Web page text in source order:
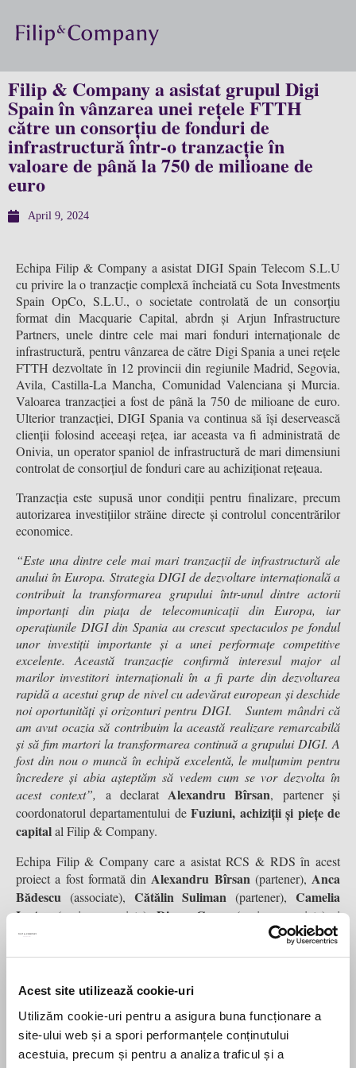
Acest site utilizează cookie-uri
Utilizăm cookie-uri pentru a asigura buna funcționare a
site-ului web și a spori performanțele conținutului
acestuia, precum și pentru a analiza traficul și a
Filip & Company a asistat grupul Digi
Spain în vânzarea unei rețele FTTH
către un consorțiu de fonduri de
infrastructură într-o tranzacție în
valoare de până la 750 de milioane de
euro
April 9, 2024
Echipa Filip & Company a asistat DIGI Spain Telecom S.L.U
cu privire la o tranzacție complexă încheiată cu Sota Investments
Spain OpCo, S.L.U., o societate controlată de un consorțiu
format din Macquarie Capital, abrdn și Arjun Infrastructure
Partners, unele dintre cele mai mari fonduri internaționale de
infrastructură, pentru vânzarea de către Digi Spania a unei rețele
FTTH dezvoltate în 12 provincii din regiunile Madrid, Segovia,
Avila, Castilla-La Mancha, Comunidad Valenciana și Murcia.
Valoarea tranzacției a fost de până la 750 de milioane de euro.
Ulterior tranzacției, DIGI Spania va continua să își deservească
clienții folosind aceeași rețea, iar aceasta va fi administrată de
Onivia, un operator spaniol de infrastructură de mari dimensiuni
controlat de consorțiul de fonduri care au achiziționat rețeaua.
Tranzacția este supusă unor condiții pentru finalizare, precum
autorizarea investițiilor străine directe și controlul concentrărilor
economice.
“Este una dintre cele mai mari tranzacții de infrastructură ale
anului în Europa. Strategia DIGI de dezvoltare internațională a
contribuit la transformarea grupului într-unul dintre actorii
importanți din piața de telecomunicații din Europa, iar
operațiunile DIGI din Spania au crescut spectaculos pe fondul
unor investiții importante și a unei performațe competitive
excelente. Această tranzacție confirmă interesul major al
marilor investitori internaționali în a fi parte din dezvoltarea
rapidă a acestui grup de nivel cu adevărat european și deschide
noi oportunități și orizonturi pentru DIGI. Suntem mândri că
am avut ocazia să contribuim la această realizare remarcabilă
și să fim martori la transformarea continuă a grupului DIGI. A
fost din nou o muncă în echipă excelentă, le mulțumim pentru
încredere și abia așteptăm să vedem cum se vor dezvolta în
acest context”,
a declarat Alexandru Bîrsan, partener și
coordonatorul departamentului deFuziuni, achiziții și piețe de
capitalal Filip & Company.
Echipa Filip & Company care a asistat RCS & RDS în acest
proiect a fost formată din Alexandru Bîrsan (partener), Anca
Bădescu (associate), Cătălin Suliman (partener),Camelia
Ianțuc(senior associate),Diana Gavra(senior associate) și
Bianca Gheorghe
că este vorba despre privatizări, tranzacţii de private equity,
venture capital sau growth capital sau alte fuziuni şi achiziţii
complexe, de foarte multe ori, cel puţin una dintre părţi a primit
consultanţă juridică din partea Filip & Company. Totodată,
avocații Filip & Company sunt clasați an după an pe primul loc